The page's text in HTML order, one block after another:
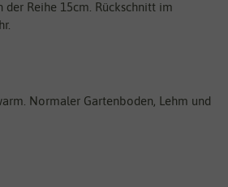
der Reihe 15cm. Rückschnitt im
Normaler Gartenboden, Lehm und